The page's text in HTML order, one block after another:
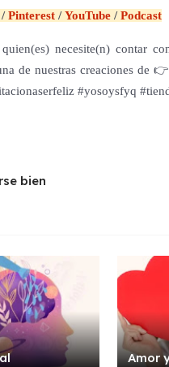
/Pinterest /YouTube /Podcast
necesite(n) contar
de nuestras creaciones de 👉
#yosoysfyq
bien
Amor